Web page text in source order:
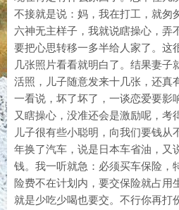
不接就是说：妈，我在打工，就匆
六神无主样子，我就说瞎操心，弄
要把心思转移一多半给人家了。这
几张照片看看就明白了。结果妻子
活照，儿子随意发来十几张，还真
一看说，坏了坏了，一谈恋爱要影
又瞎操心，没准还会是激励呢，考
儿子很有些小聪明，向我们要钱从
年换了汽车，说是日本车省油，又
钱。我一听就急：必须买车保险，
险费不在计划内，要交保险就占用
就是少吃少喝也要交。不行你再打